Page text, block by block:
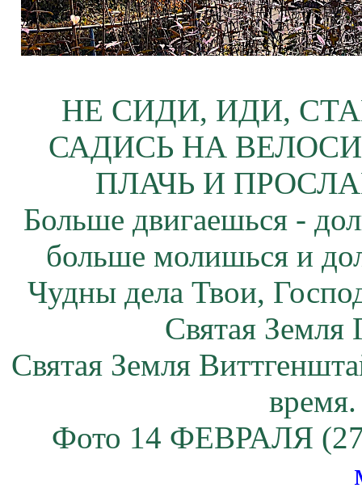
НЕ СИДИ, ИДИ,
САДИСЬ НА
ПЛАЧЬ И
Больше двигаешься -
больше молишься и
Чудны дела Твои,
Святая
Святая Земля
Фото 14 ФЕВРАЛЯ